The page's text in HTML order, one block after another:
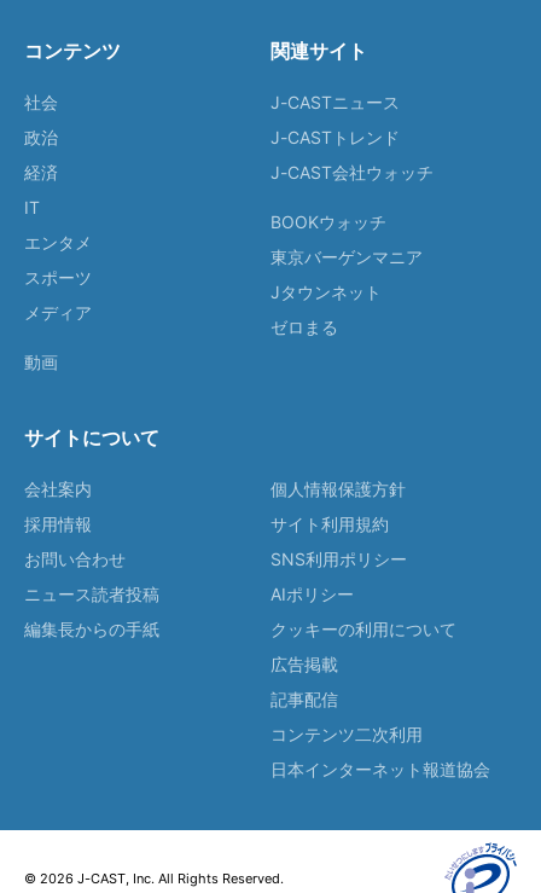
コンテンツ
社会
政治
経済
IT
エンタメ
スポーツ
メディア
動画
関連サイト
J-CASTニュース
J-CASTトレンド
J-CAST会社ウォッチ
BOOKウォッチ
東京バーゲンマニア
Jタウンネット
ゼロまる
サイトについて
会社案内
採用情報
お問い合わせ
ニュース読者投稿
編集長からの手紙
個人情報保護方針
サイト利用規約
SNS利用ポリシー
AIポリシー
クッキーの利用について
広告掲載
記事配信
コンテンツ二次利用
日本インターネット報道協会
© 2026 J-CAST, Inc. All Rights Reserved.